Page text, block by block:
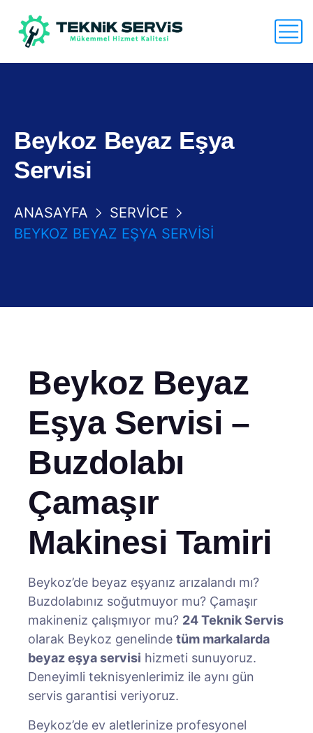
Beykoz Beyaz Eşya
Servisi
ANASAYFA
SERVICE
BEYKOZ BEYAZ EŞYA SERVISI
Beykoz Beyaz
Eşya Servisi –
Buzdolabı
Çamaşır
Makinesi Tamiri
Beykoz’de beyaz eşyanız arızalandı mı?
Buzdolabınız soğutmuyor mu? Çamaşır
makineniz çalışmıyor mu? 24 Teknik Servis
olarak Beykoz genelinde tüm markalarda
beyaz eşya servisi hizmeti sunuyoruz.
Deneyimli teknisyenlerimiz ile aynı gün
servis garantisi veriyoruz.
Beykoz’de ev aletlerinize profesyonel